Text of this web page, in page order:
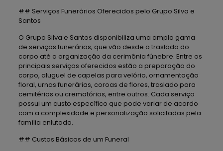
## Serviços Funerários Oferecidos pelo Grupo Silva e
Santos
O Grupo Silva e Santos disponibiliza uma ampla gama
de serviços funerários, que vão desde o traslado do
corpo até a organização da cerimônia fúnebre. Entre os
principais serviços oferecidos estão a preparação do
corpo, aluguel de capelas para velório, ornamentação
floral, urnas funerárias, coroas de flores, traslado para
cemitérios ou crematórios, entre outros. Cada serviço
possui um custo específico que pode variar de acordo
com a complexidade e personalização solicitadas pela
família enlutada.
## Custos Básicos de um Funeral